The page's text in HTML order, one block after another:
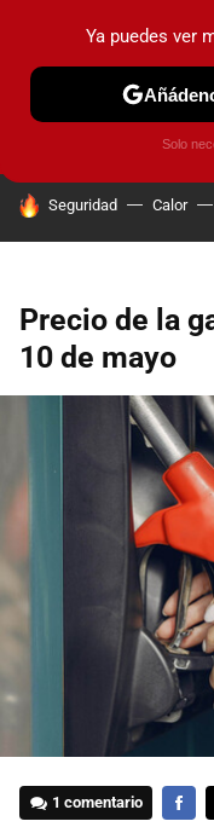
PRUEBAS COCHES
HOY SE HABLA DE
Seguridad Calor
Precio de la
10 de mayo
1 comentario
Ya puedes ver
Solo